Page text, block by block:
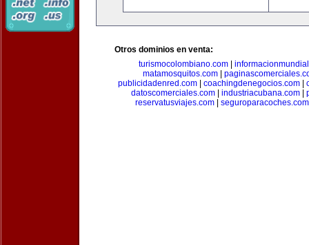
Otros dominios en venta:
turismocolombiano.com
matamosquitos.com|
publicidadenred.com| coachingdenegocios.com|
datoscomerciales.com| industriacubana.com|
reservatusviajes.com| seguroparacoches.com